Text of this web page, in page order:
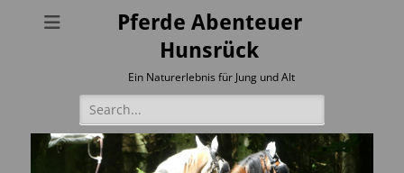
Pferde Abenteuer
Hunsrück
Ein Naturerlebnis für Jung und Alt
Suchen
nach: